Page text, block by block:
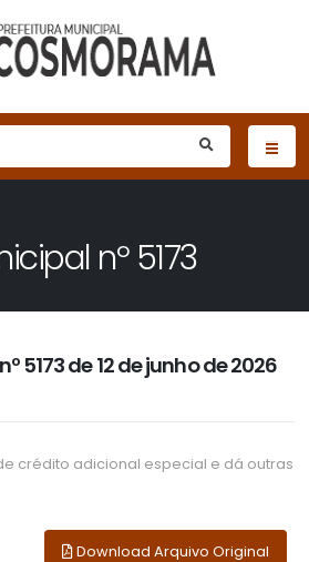
nº 5173
5173 de 12 de junho de 2026
crédito adicional especial e dá outras
Download Arquivo Original